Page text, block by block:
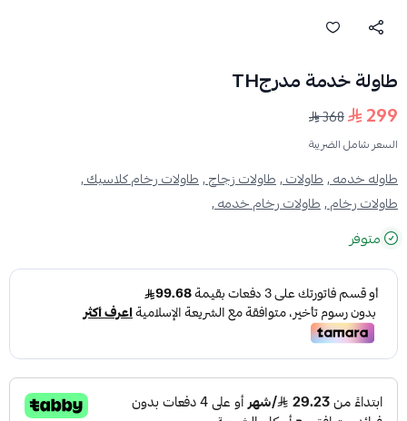
طاولة خدمة مدرجTH
299
368
السعر شامل الضريبة
طاوله خدمه ,طاولات ,طاولات زجاج ,طاولات رخام كلاسيك ,
طاولات رخام ,طاولات رخام خدمه ,
متوفر